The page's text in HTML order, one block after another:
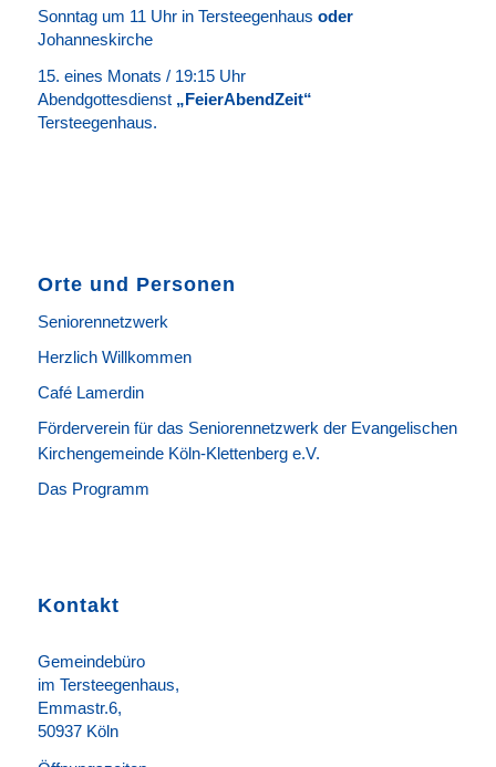
Sonntag um 11 Uhr in Tersteegenhaus oder
Johanneskirche
15. eines Monats / 19:15 Uhr
Abendgottesdienst„FeierAbendZeit“
Tersteegenhaus.
Orte und Personen
Seniorennetzwerk
Herzlich Willkommen
Café Lamerdin
Förderverein für das Seniorennetzwerk der Evangelischen
Kirchengemeinde Köln-Klettenberg e.V.
Das Programm
Kontakt
Gemeindebüro
im Tersteegenhaus,
Emmastr.6,
50937 Köln